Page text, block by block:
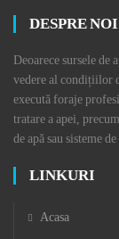
DESPRE NOI
Deoarece sursele de
vedere al condițiilor
execută foraje
tratare a apei,
de apă sau sisteme
LINKURI
Acasa